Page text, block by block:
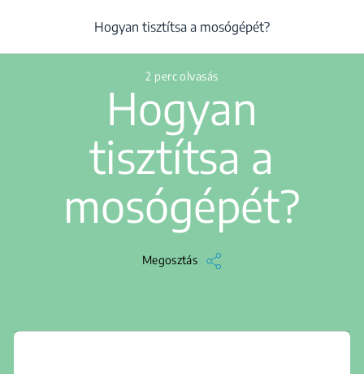
Cikk Hogyan tisztítsa a mosógépét?
2 perc olvasás
Hogyan
tisztítsa a
mosógépét?
Megosztás
Hogyan tisztítsa a mosógépét?